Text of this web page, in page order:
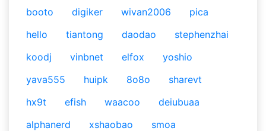
booto
digiker wivan2006
pica
hello
tiantong daodao
stephenzhai
koodj
vinbnet elfox
yoshio
yava555
huipk 8o8o
sharevt
hx9t
efish waacoo
deiubuaa
alphanerd
xshaobao
smoa